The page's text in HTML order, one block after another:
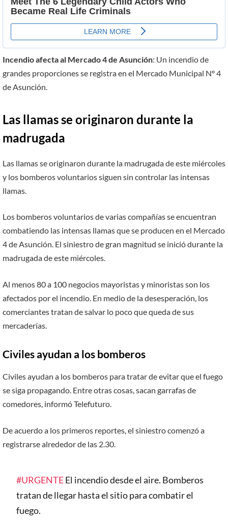
Incendio afecta al Mercado 4 de Asunción: Un incendio de
grandes proporciones se registra en el Mercado Municipal N° 4
de Asunción.
Las llamas se originaron durante la
madrugada
Las llamas se originaron durante la madrugada de este miércoles
y los bomberos voluntarios siguen sin controlar las intensas
llamas.
Los bomberos voluntarios de varias compañías se encuentran
combatiendo las intensas llamas que se producen en el Mercado
4 de Asunción. El siniestro de gran magnitud se inició durante la
madrugada de este miércoles.
Al menos 80 a 100 negocios mayoristas y minoristas son los
afectados por el incendio. En medio de la desesperación, los
comerciantes tratan de salvar lo poco que queda de sus
mercaderías.
Civiles ayudan a los bomberos
Civiles ayudan a los bomberos para tratar de evitar que el fuego
se siga propagando. Entre otras cosas, sacan garrafas de
comedores, informó Telefuturo.
De acuerdo a los primeros reportes, el siniestro comenzó a
registrarse alrededor de las 2.30.
#URGENTEEl incendio desde el aire. Bomberos
tratan de llegar hasta el sitio para combatir el
fuego.